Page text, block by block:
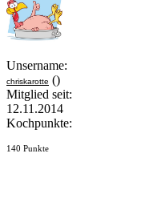
Unsername:
chriskarotte ()
Mitglied seit:
12.11.2014
Kochpunkte:
140 Punkte